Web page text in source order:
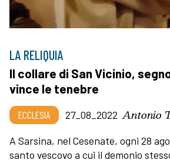
LA RELIQUIA
Il collare di San Vicinio,
vince le tenebre
ECCLESIA 27_08_2022 Antonio
A Sarsina, nel Cesenate, ogni 28
santo vescovo a cui il demonio